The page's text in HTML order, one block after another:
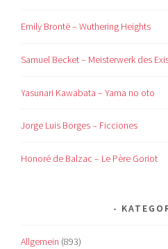
Emily Brontë – Wuthering Heights
Samuel Becket – Meisterwerk des
Yasunari Kawabata – Yama no oto
Jorge Luis Borges – Ficciones
Honoré de Balzac – Le Père Goriot
Allgemein (893)